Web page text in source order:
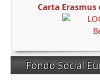
Carta Erasmus
Fondo Social